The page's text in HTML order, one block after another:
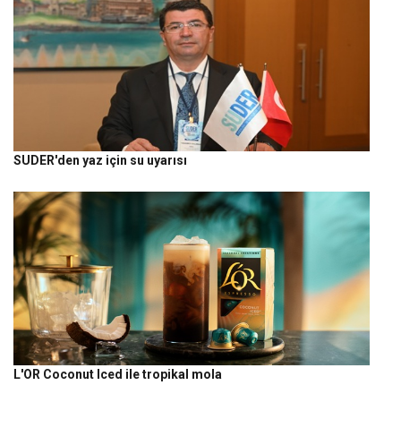
SUDER'den yaz için su uyarısı
L'OR Coconut Iced ile tropikal mola